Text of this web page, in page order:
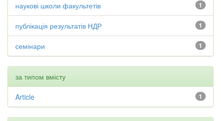
1
наукові школи факультетів
1
публікація результатів НДР
1
семінари
за типом вмісту
1
Article